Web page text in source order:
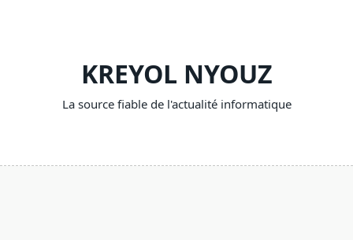
KREYOL NYOUZ
La source fiable de l'actualité informatique